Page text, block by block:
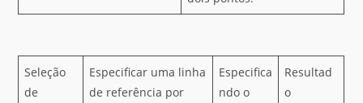
Seleção
de
Especificar uma linha
de referência por
Especifica
ndo o
Resultad
o